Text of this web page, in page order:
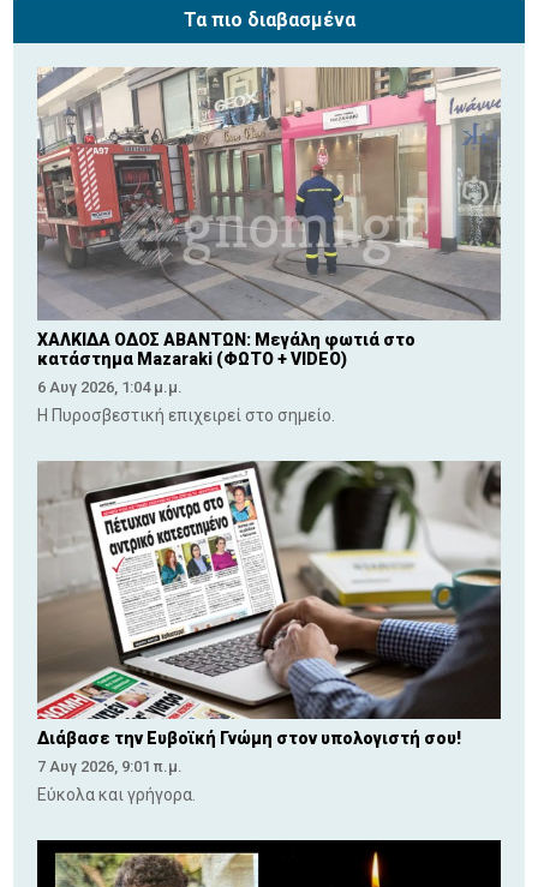
Τα πιο διαβασμένα
ΧΑΛΚΙΔΑ ΟΔΟΣ ΑΒΑΝΤΩΝ: Μεγάλη φωτιά στο
κατάστημα Mazaraki (ΦΩΤΟ + VIDEO)
6 Αυγ 2026, 1:04 μ.μ.
Η Πυροσβεστική επιχειρεί στο σημείο.
Διάβασε την Ευβοϊκή Γνώμη στον υπολογιστή σου!
7 Αυγ 2026, 9:01 π.μ.
Εύκολα και γρήγορα.